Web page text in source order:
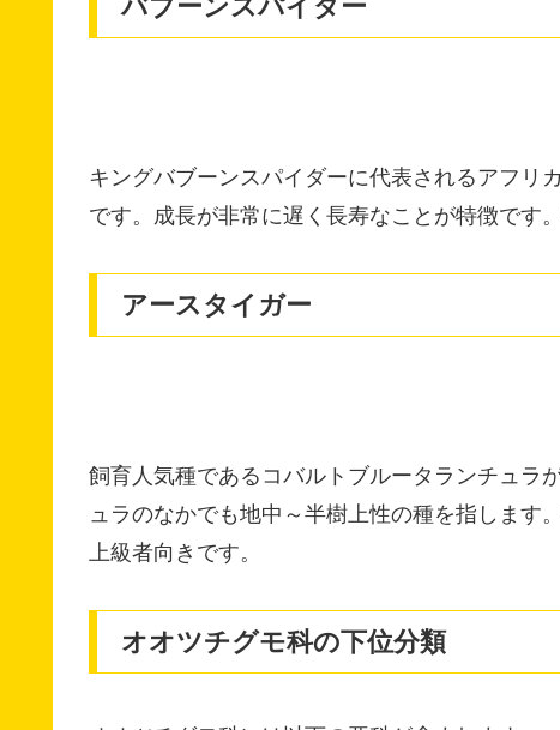
バブーンスパイダー
キングバブーンスパイダーに代表されるアフリ
です。成長が非常に遅く長寿なことが特徴です
アースタイガー
飼育人気種であるコバルトブルータランチュラ
ュラのなかでも地中～半樹上性の種を指します
上級者向きです。
オオツチグモ科の下位分類